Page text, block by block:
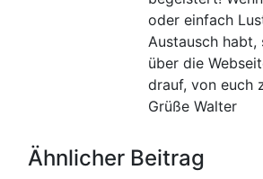
oder einfach
Austausch
über die
drauf, von euch
Grüße Walter
Ähnlicher Beitrag